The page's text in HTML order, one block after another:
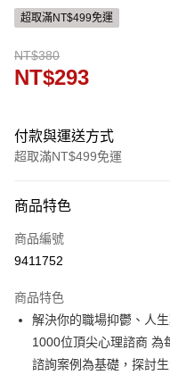
超取滿NT$499免運
NT$380
NT$293
付款與運送方式
超取滿NT$499免運
信用卡一次付款
ATM付款
運送方式
付款後全家取貨
每筆NT$60，滿NT$499(含
商品特色
商品編號
9411752
商品特色
解決你的職場抑鬱、人
1000位頂尖心理諮商 為
諮詢案例為基礎，探討